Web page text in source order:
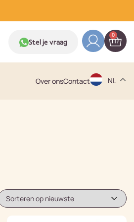
Stel je vraag
0
Over onsContact NL